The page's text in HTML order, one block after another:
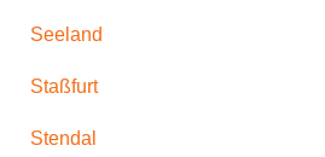
Seeland
Staßfurt
Stendal